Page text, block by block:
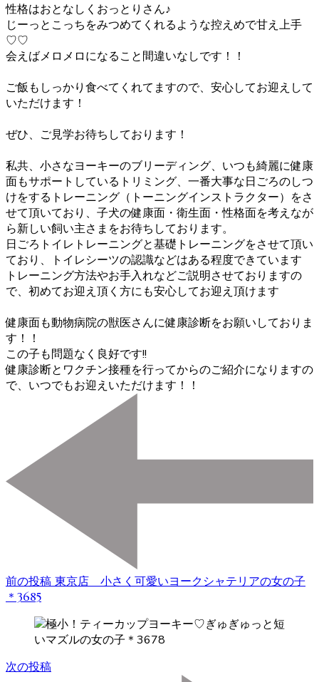
性格はおとなしくおっとりさん♪
じーっとこっちをみつめてくれるような控えめで甘え上手
♡♡
会えばメロメロになること間違いなしです！！
ご飯もしっかり食べてくれてますので、安心してお迎えして
いただけます！
ぜひ、ご見学お待ちしております！
私共、小さなヨーキーのブリーディング、いつも綺麗に健康
面もサポートしているトリミング、一番大事な日ごろのしつ
けをするトレーニング（トーニングインストラクター）をさ
せて頂いており、子犬の健康面・衛生面・性格面を考えなが
ら新しい飼い主さまをお待ちしております。
日ごろトイレトレーニングと基礎トレーニングをさせて頂い
ており、トイレシーツの認識などはある程度できています
トレーニング方法やお手入れなどご説明させておりますの
で、初めてお迎え頂く方にも安心してお迎え頂けます
健康面も動物病院の獣医さんに健康診断をお願いしておりま
す！！
この子も問題なく良好です!!
健康診断とワクチン接種を行ってからのご紹介になりますの
で、いつでもお迎えいただけます！！
ビ
ゲ
ン
前の投稿 東京店 小さく可愛いヨークシャテリアの女の子
＊3685
次の投稿